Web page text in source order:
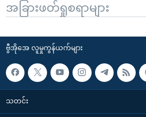
အခြားဖတ်ရှုစရာများ
ဗွီအိုအေ လူမှုကွန်ယက်များ
သတင်း